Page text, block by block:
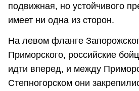
подвижная, но устойчивого
имеет ни одна из сторон.
На левом фланге
Приморского, российские
идти вперед, и между
Степногорском они